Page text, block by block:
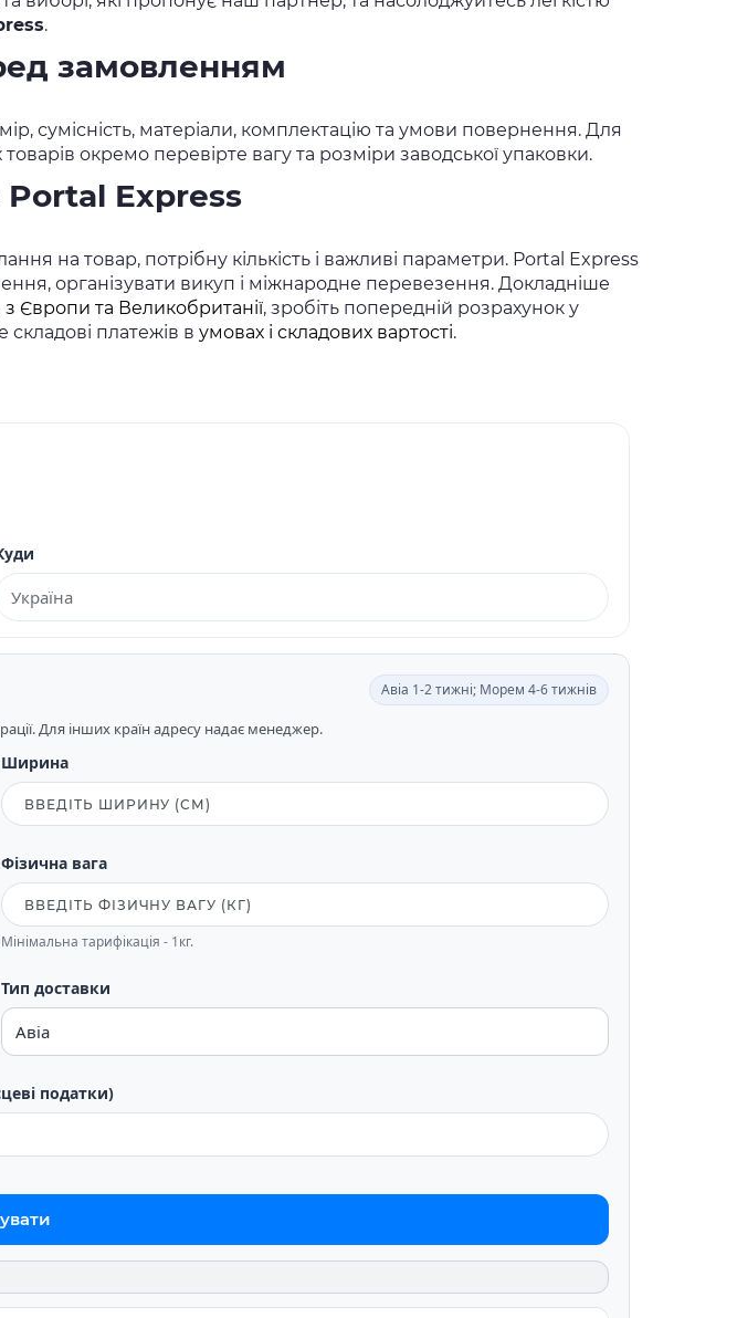
.
замовленням
сумісність, матеріали, комплектацію та умови повернення. Для
окремо перевірте вагу та розміри заводської упаковки.
Express
на товар, потрібну кількість і важливі параметри. Portal Express
організувати викуп і міжнародне перевезення. Докладніше
з Європи та Великобританії, зробіть попередній розрахунок у
складові платежів в умовах і складових вартості.
Авіа 1-2 тижні; Морем 4-6 тижнів
Для інших країн адресу надає менеджер.
Ширина
Фізична вага
Мінімальна тарифікація - 1кг.
Тип доставки
податки)